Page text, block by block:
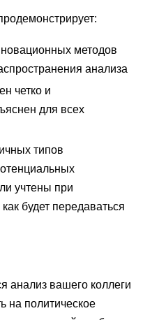
методов
анализа
четко и
для всех
типов
учтены при
будет передаваться
анализ вашего коллеги
на политическое